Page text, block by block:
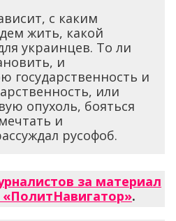
с каким
жить, какой
украинцев. То ли
и
государственность и
или
опухоль, бояться
и
русофоб.
за материал
.